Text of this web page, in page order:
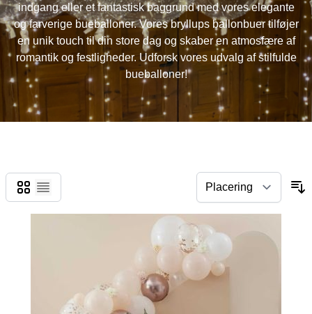
indgang eller et fantastisk baggrund med vores elegante
og farverige bueballoner. Vores bryllups ballonbuer tilføjer
en unik touch til din store dag og skaber en atmosfære af
romantik og festligheder. Udforsk vores udvalg af stilfulde
bueballoner!
Gitter
Liste